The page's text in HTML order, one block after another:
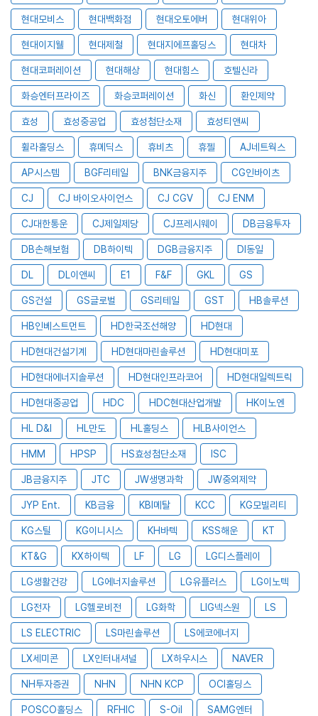
현대모비스 현대백화점 현대오토에버 현대위아
현대이지웰 현대제철 현대지에프홀딩스 현대차
현대코퍼레이션 현대해상 현대힘스 호텔신라
화승엔터프라이즈 화승코퍼레이션 화신 환인제약
효성 효성중공업 효성첨단소재 효성티앤씨
휠라홀딩스 휴메딕스 휴비츠 휴젤 AJ네트웍스
AP시스템 BGF리테일 BNK금융지주 CG인바이츠
CJ CJ 바이오사이언스 CJ CGV CJ ENM
CJ대한통운 CJ제일제당 CJ프레시웨이 DB금융투자
DB손해보험 DB하이텍 DGB금융지주 DI동일
DL DL이앤씨 E1 F&F GKL GS
GS건설 GS글로벌 GS리테일 GST HB솔루션
HB인베스트먼트 HD한국조선해양 HD현대
HD현대건설기계 HD현대마린솔루션 HD현대미포
HD현대에너지솔루션 HD현대인프라코어 HD현대일렉트릭
HD현대중공업 HDC HDC현대산업개발 HK이노엔
HL D&I HL만도 HL홀딩스 HLB사이언스
HMM HPSP HS효성첨단소재 ISC
JB금융지주 JTC JW생명과학 JW중외제약
JYP Ent. KB금융 KBI메탈 KCC KG모빌리티
KG스틸 KG이니시스 KH바텍 KSS해운 KT
KT&G KX하이텍 LF LG LG디스플레이
LG생활건강 LG에너지솔루션 LG유플러스 LG이노텍
LG전자 LG헬로비전 LG화학 LIG넥스원 LS
LS ELECTRIC LS마린솔루션 LS에코에너지
LX세미콘 LX인터내셔널 LX하우시스 NAVER
NH투자증권 NHN NHN KCP OCI홀딩스
POSCO홀딩스 RFHIC S-Oil SAMG엔터